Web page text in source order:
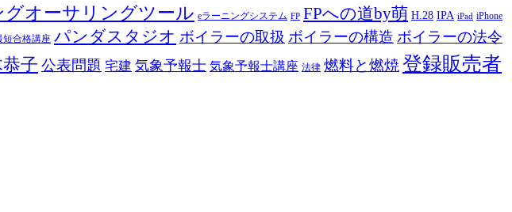
グオーサリングツール eラーニングシステム FP FPへの道by萌 H.28 IPA iPad iPhone
短合格講座 パンダスタジオ ボイラーの取扱 ボイラーの構造 ボイラーの法令
子 公表問題 宅建 気象予報士 気象予報士講座 法律 燃料と燃焼 登録販売者